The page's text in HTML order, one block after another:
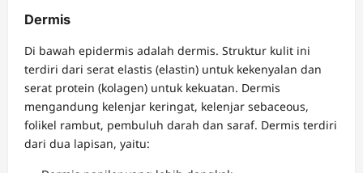
Dermis
Di bawah epidermis adalah dermis. Struktur kulit ini
terdiri dari serat elastis (elastin) untuk kekenyalan dan
serat protein (kolagen) untuk kekuatan. Dermis
mengandung kelenjar keringat, kelenjar sebaceous,
folikel rambut, pembuluh darah dan saraf. Dermis terdiri
dari dua lapisan, yaitu: